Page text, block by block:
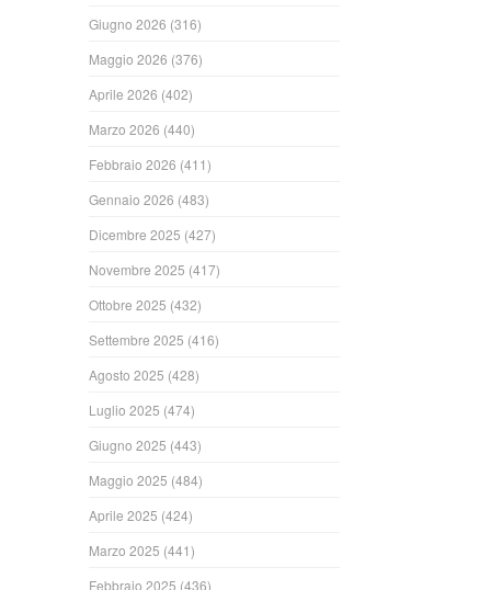
Giugno 2026 (316)
Maggio 2026 (376)
Aprile 2026 (402)
Marzo 2026 (440)
Febbraio 2026 (411)
Gennaio 2026 (483)
Dicembre 2025 (427)
Novembre 2025 (417)
Ottobre 2025 (432)
Settembre 2025 (416)
Agosto 2025 (428)
Luglio 2025 (474)
Giugno 2025 (443)
Maggio 2025 (484)
Aprile 2025 (424)
Marzo 2025 (441)
Febbraio 2025 (436)